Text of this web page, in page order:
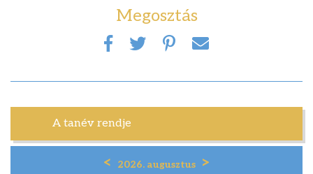
A tanév rendje
< 2026. augusztus >
Megosztás